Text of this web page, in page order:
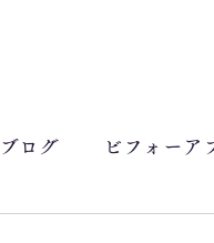
ブログ ビフォーア